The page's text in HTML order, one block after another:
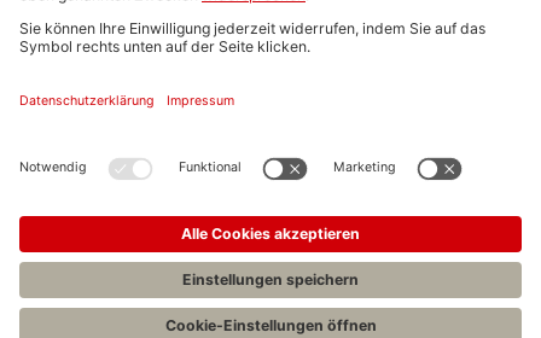
FAQs
Impressum
Stellenangebote C.H.BECK